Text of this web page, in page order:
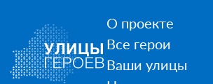
О проекте
Все герои
Ваши улицы